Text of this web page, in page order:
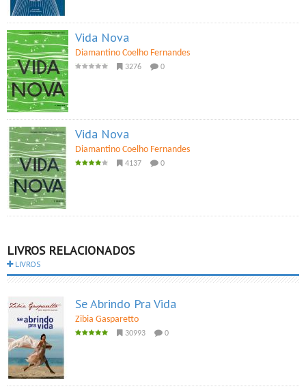
Vida Nova
Diamantino Coelho Fernandes
3276 0
Vida Nova
Diamantino Coelho Fernandes
4137 0
LIVROS RELACIONADOS
LIVROS
Se Abrindo Pra Vida
Zibia Gasparetto
30993 0